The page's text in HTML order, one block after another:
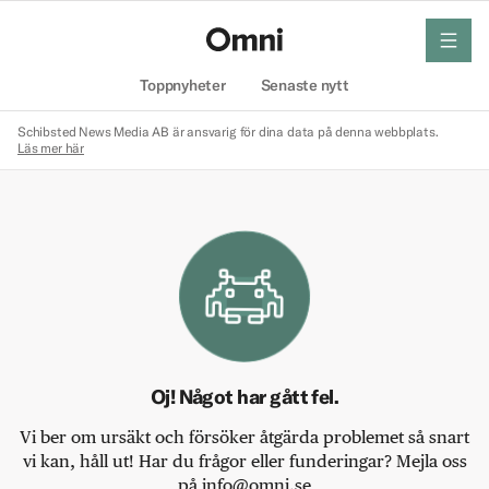
Toppnyheter Senaste nytt
meny
Schibsted News Media AB är ansvarig för dina data på denna webbplats.
Läs mer här
Oj! Något har gått fel.
Vi ber om ursäkt och försöker åtgärda problemet så snart
vi kan, håll ut! Har du frågor eller funderingar? Mejla oss